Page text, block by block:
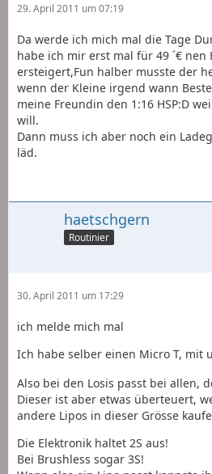
29. April 2011 um 07:19
Da werde ich mich mal die Tage
habe ich mir erst mal für 49 ´€ nen
ersteigert,Fun halber musste der
wenn der Kleine irgend wann
meine Freundin den 1:16 HSP:D
will.
Dann muss ich aber noch ein
läd.
haetschgern
Routinier
30. April 2011 um 17:29
ich melde mich mal
Ich habe selber einen Micro T, mit
Also bei den Losis passt bei allen,
Dieser ist aber etwas überteuert,
andere Lipos in dieser Grösse
Die Elektronik haltet 2S aus!
Bei Brushless sogar 3S!